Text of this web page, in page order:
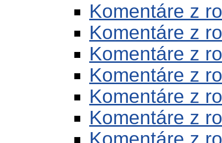
Komentáre z
Komentáre z
Komentáre z
Komentáre z
Komentáre z
Komentáre z